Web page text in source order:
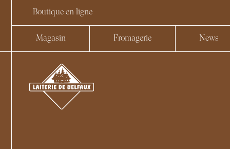
Boutique en ligne
Magasin Fromagerie News